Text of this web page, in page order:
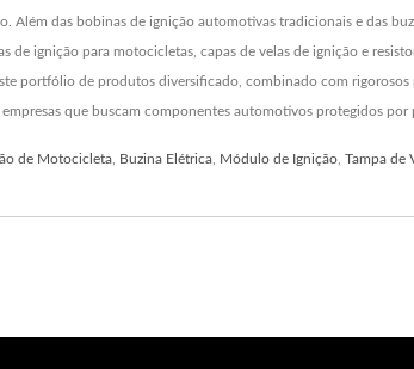
das bobinas de ignição automotivas tradicionais e das
ignição para motocicletas, capas de velas de ignição e
portfólio de produtos diversificado, combinado com
que buscam componentes automotivos protegidos por
de Motocicleta Buzina Elétrica Módulo de Ignição Tampa de